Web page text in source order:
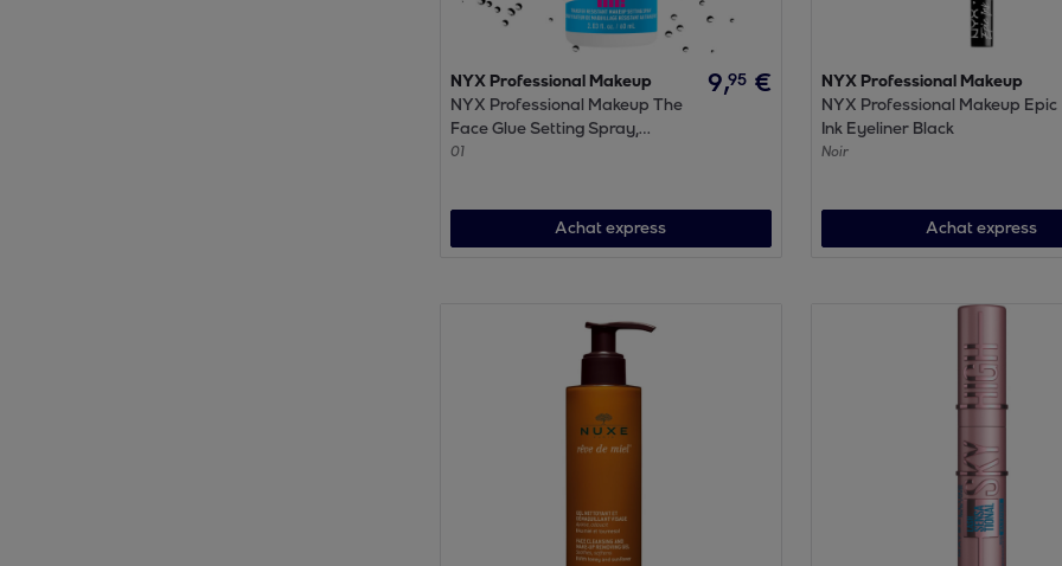
NYX Professional Makeup
NYX Professional Makeup The
Face Glue Setting Spray,
Spray fixateur résistant aux
01
9,95 €
Achat express
NYX Professional Makeup
NYX Professional Makeup Epic
Ink Eyeliner Black
Noir
Achat express